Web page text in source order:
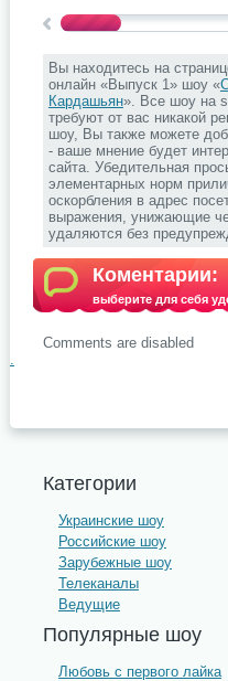
Вы находитесь на
онлайн «Выпуск 1» шоу «
Кардашьян». Все шоу на
требуют от вас никакой
шоу, Вы также можете
- ваше мнение будет
сайта. Убедительная
элементарных норм
оскорбления в адрес
выражения, унижающие
удаляются без
Коментарии:
выберите для себя
Comments are disabled
.
Категории
Украинские шоу
Российские шоу
Зарубежные шоу
Телеканалы
Ведущие
Популярные шоу
Любовь с первого лайка